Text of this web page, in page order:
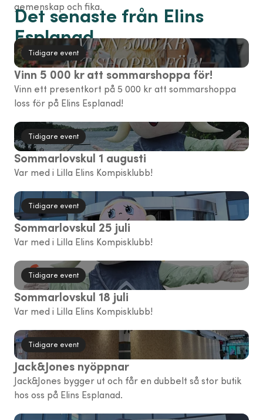
gemenskap och fika.
Det senaste från Elins
Esplanad
Tidigare event
Vinn 5 000 kr att sommarshoppa för!
Vinn ett presentkort på 5 000 kr att sommarshoppa
loss för på Elins Esplanad!
Tidigare event
Sommarlovskul 1 augusti
Var med i Lilla Elins Kompisklubb!
Tidigare event
Sommarlovskul 25 juli
Var med i Lilla Elins Kompisklubb!
Tidigare event
Sommarlovskul 18 juli
Var med i Lilla Elins Kompisklubb!
Tidigare event
Jack&Jones nyöppnar
Jack&Jones bygger ut och får en dubbelt så stor butik
hos oss på Elins Esplanad.